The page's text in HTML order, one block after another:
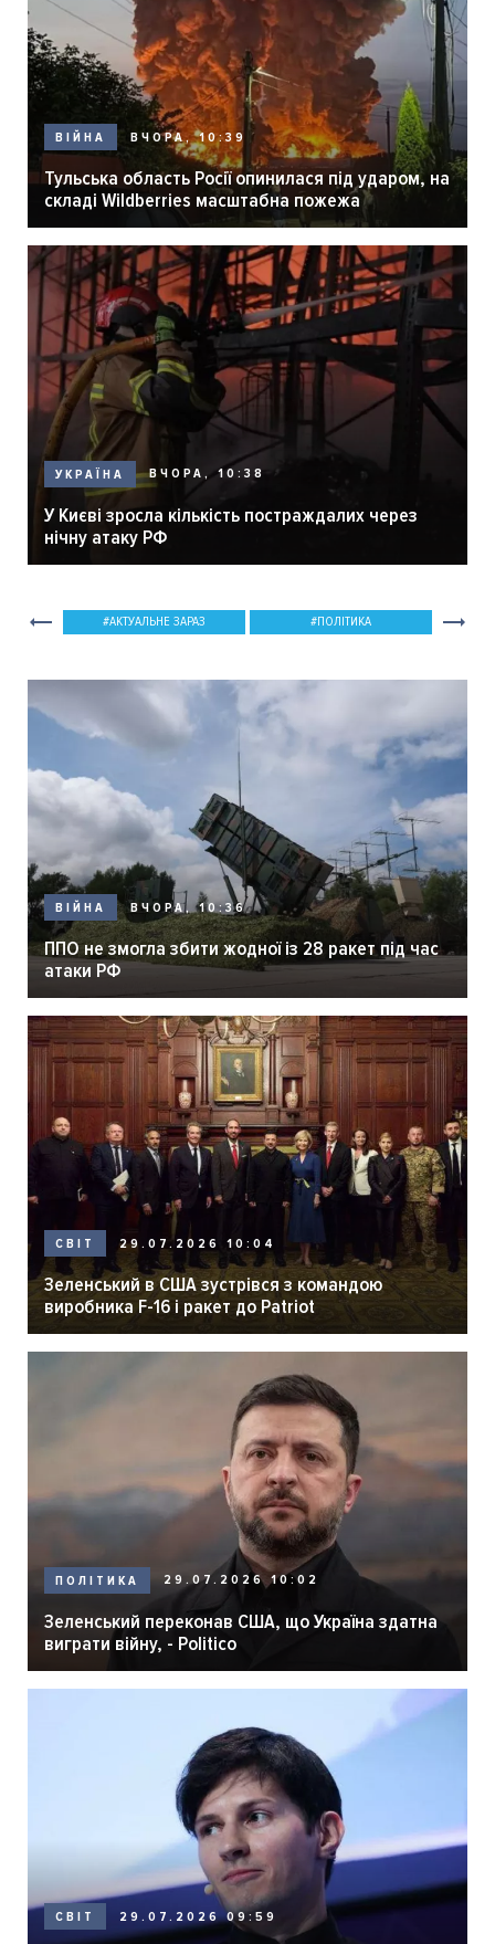
ВІЙНА ВЧОРА, 10:39
Тульська область Росії опинилася під ударом, на
складі Wildberries масштабна пожежа
УКРАЇНА ВЧОРА, 10:38
У Києві зросла кількість постраждалих через
нічну атаку РФ
АКТУАЛЬНЕ ЗАРАЗ ПОЛІТИКА
ВІЙНА ВЧОРА, 10:36
ППО не змогла збити жодної із 28 ракет під час
атаки РФ
СВІТ 29.07.2026 10:04
Зеленський в США зустрівся з командою
виробника F-16 і ракет до Patriot
ПОЛІТИКА 29.07.2026 10:02
Зеленський переконав США, що Україна здатна
виграти війну, - Politico
СВІТ 29.07.2026 09:59